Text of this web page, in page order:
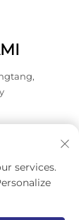
Spa
-Polityka
services.